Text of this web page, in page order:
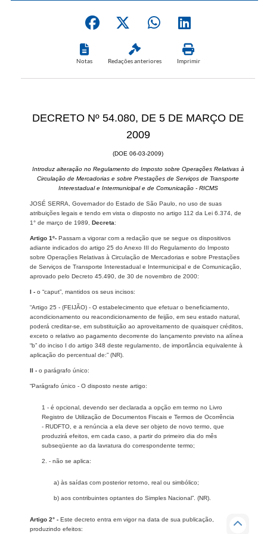
Notas Redações anteriores Imprimir
DECRETO Nº 54.080, DE 5 DE MARÇO DE
2009
(DOE 06-03-2009)
Introduz alteração no Regulamento do Imposto sobre Operações Relativas à
Circulação de Mercadorias e sobre Prestações de Serviços de Transporte
Interestadual e Intermunicipal e de Comunicação - RICMS
JOSÉ SERRA, Governador do Estado de São Paulo, no uso de suas
atribuições legais e tendo em vista o disposto no artigo 112 da Lei 6.374, de
1° de março de 1989, Decreta:
Artigo 1º- Passam a vigorar com a redação que se segue os dispositivos
adiante indicados do artigo 25 do Anexo III do Regulamento do Imposto
sobre Operações Relativas à Circulação de Mercadorias e sobre Prestações
de Serviços de Transporte Interestadual e Intermunicipal e de Comunicação,
aprovado pelo Decreto 45.490, de 30 de novembro de 2000:
I - o “caput”, mantidos os seus incisos:
“Artigo 25 - (FEIJÃO) - O estabelecimento que efetuar o beneficiamento,
acondicionamento ou reacondicionamento de feijão, em seu estado natural,
poderá creditar-se, em substituição ao aproveitamento de quaisquer créditos,
exceto o relativo ao pagamento decorrente do lançamento previsto na alínea
“b” do inciso I do artigo 348 deste regulamento, de importância equivalente à
aplicação do percentual de:” (NR).
II - o parágrafo único:
“Parágrafo único - O disposto neste artigo:
1 - é opcional, devendo ser declarada a opção em termo no Livro
Registro de Utilização de Documentos Fiscais e Termos de Ocorrência
- RUDFTO, e a renúncia a ela deve ser objeto de novo termo, que
produzirá efeitos, em cada caso, a partir do primeiro dia do mês
subseqüente ao da lavratura do correspondente termo;
2. - não se aplica:
a) às saídas com posterior retorno, real ou simbólico;
b) aos contribuintes optantes do Simples Nacional”. (NR).
Artigo 2° - Este decreto entra em vigor na data de sua publicação,
produzindo efeitos: